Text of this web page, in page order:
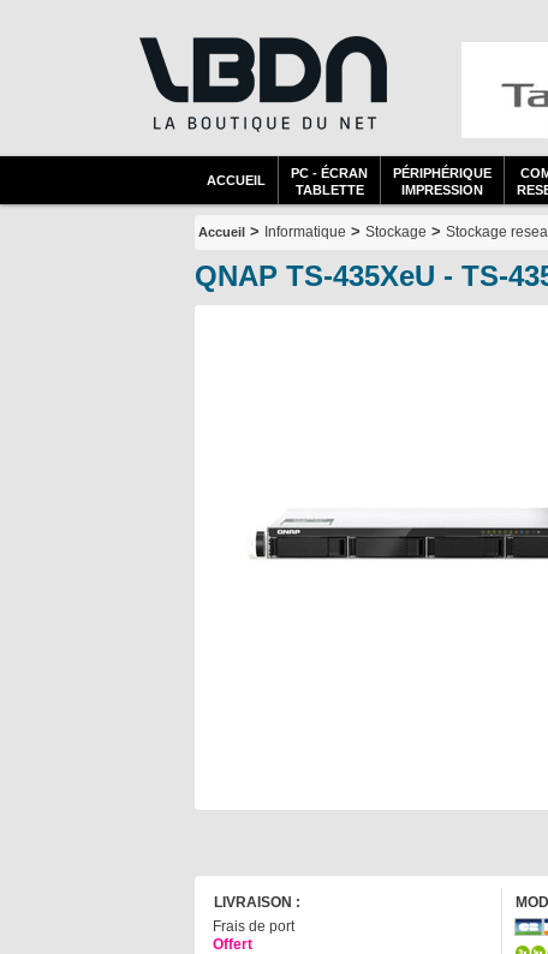
ACCUEIL
PC - ÉCRAN
TABLETTE
PÉRIPHÉRIQUE
IMPRESSION
Accueil > Informatique > Stockage > Stockage
QNAP TS-435XeU - TS-
LIVRAISON :
Frais de port
Offert